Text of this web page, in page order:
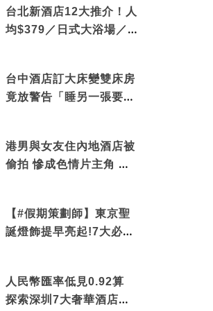
台北新酒店12大推介！人
均$379／日式大浴場／1
台中酒店訂大床變雙床房
竟放警告「睡另一張要加
港男與女友住內地酒店被
偷拍 慘成色情片主角 鏡
【#假期策劃師】東京聖
誕燈飾提早亮起!7大必去
人民幣匯率低見0.92算
探索深圳7大奢華酒店體